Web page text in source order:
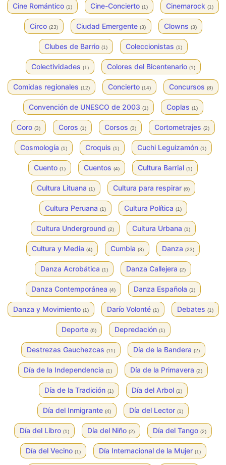
Cine Romántico (1) Cine-Concierto (1) Cinemarock (1)
Circo (23) Ciudad Emergente (3) Clowns (3)
Clubes de Barrio (1) Coleccionistas (1)
Colectividades (1) Colores del Bicentenario (1)
Comidas regionales (12) Concierto (14) Concursos (8)
Convención de UNESCO de 2003 (1) Coplas (1)
Coro (3) Coros (1) Corsos (3) Cortometrajes (2)
Cosmología (1) Croquis (1) Cuchi Leguizamón (1)
Cuento (1) Cuentos (4) Cultura Barrial (1)
Cultura Lituana (1) Cultura para respirar (6)
Cultura Peruana (1) Cultura Política (1)
Cultura Underground (2) Cultura Urbana (1)
Cultura y Media (4) Cumbia (3) Danza (23)
Danza Acrobática (1) Danza Callejera (2)
Danza Contemporánea (4) Danza Española (1)
Danza y Movimiento (1) Darío Volonté (1) Debates (1)
Deporte (6) Depredación (1)
Destrezas Gauchezcas (11) Día de la Bandera (2)
Día de la Independencia (1) Día de la Primavera (2)
Día de la Tradición (1) Día del Arbol (1)
Día del Inmigrante (4) Día del Lector (1)
Día del Libro (1) Día del Niño (2) Día del Tango (2)
Día del Vecino (1) Día Internacional de la Mujer (1)